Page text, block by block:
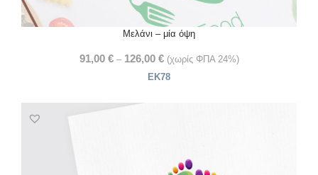
Μελάνι – μία όψη
91,00 € – 126,00 € (χωρίς ΦΠΑ 24%)
ΕΚ78